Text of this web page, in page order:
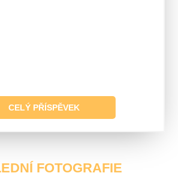
CELÝ PŘÍSPĚVEK
FOTOGRAFIE